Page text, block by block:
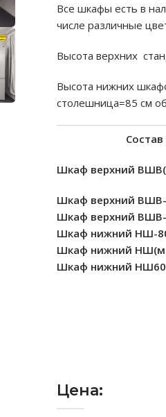
Все шкафы есть в
числе различные
Высота верхних
Высота нижних
столешница=85 см
Состав
Шкаф верхний
Шкаф верхний
Шкаф верхний
Шкаф нижний НШ-
Шкаф нижний
Шкаф нижний
Цена: